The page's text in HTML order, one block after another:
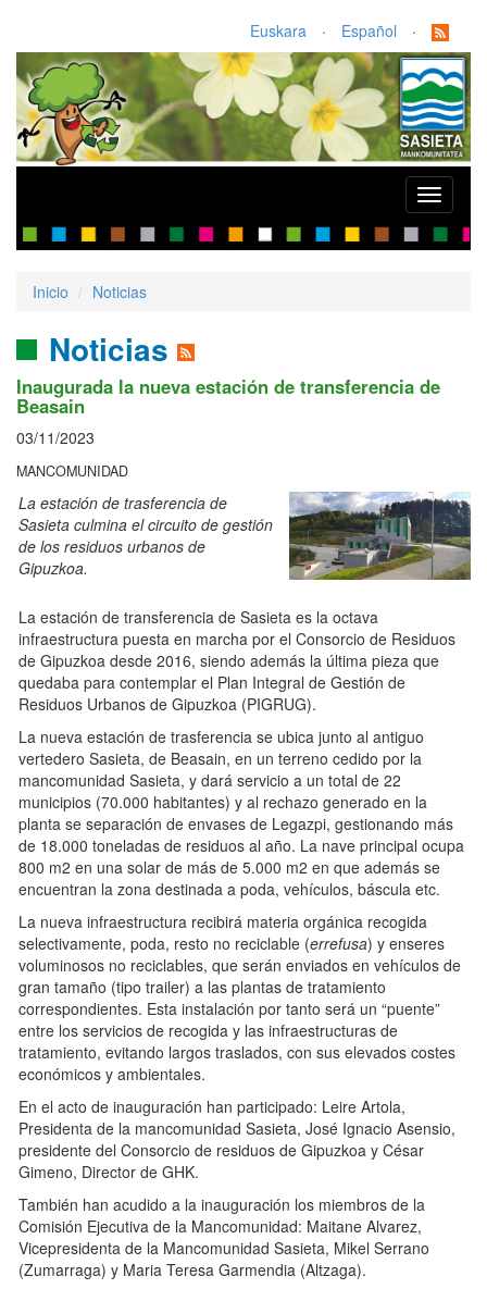
Euskara · Español ·
Toggle
Inicio Noticias
Noticias
Inaugurada la nueva estación de transferencia de
Beasain
03/11/2023
MANCOMUNIDAD
La estación de trasferencia de
Sasieta culmina el circuito de gestión
de los residuos urbanos de
Gipuzkoa.
La estación de transferencia de Sasieta es la octava
infraestructura puesta en marcha por el Consorcio de Residuos
de Gipuzkoa desde 2016, siendo además la última pieza que
quedaba para contemplar el Plan Integral de Gestión de
Residuos Urbanos de Gipuzkoa (PIGRUG).
La nueva estación de trasferencia se ubica junto al antiguo
vertedero Sasieta, de Beasain, en un terreno cedido por la
mancomunidad Sasieta, y dará servicio a un total de 22
municipios (70.000 habitantes) y al rechazo generado en la
planta se separación de envases de Legazpi, gestionando más
de 18.000 toneladas de residuos al año. La nave principal ocupa
800 m2 en una solar de más de 5.000 m2 en que además se
encuentran la zona destinada a poda, vehículos, báscula etc.
La nueva infraestructura recibirá materia orgánica recogida
selectivamente, poda, resto no reciclable (errefusa) y enseres
voluminosos no reciclables, que serán enviados en vehículos de
gran tamaño (tipo trailer) a las plantas de tratamiento
correspondientes. Esta instalación por tanto será un “puente”
entre los servicios de recogida y las infraestructuras de
tratamiento, evitando largos traslados, con sus elevados costes
económicos y ambientales.
En el acto de inauguración han participado: Leire Artola,
Presidenta de la mancomunidad Sasieta, José Ignacio Asensio,
presidente del Consorcio de residuos de Gipuzkoa y César
Gimeno, Director de GHK.
También han acudido a la inauguración los miembros de la
Comisión Ejecutiva de la Mancomunidad: Maitane Alvarez,
Vicepresidenta de la Mancomunidad Sasieta, Mikel Serrano
(Zumarraga) y Maria Teresa Garmendia (Altzaga).